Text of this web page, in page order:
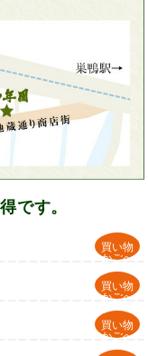
です。
買い物
かごへ
買い物
かごへ
買い物
かごへ